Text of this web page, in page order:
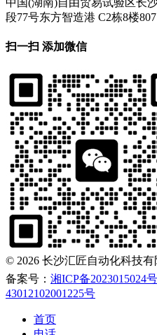
段77号东方智造港 C2栋8楼
扫一扫 添加微信
© 2026 长沙汇匠自动化科技有
备案号： 湘ICP备2023015024
43012102001225号
首页